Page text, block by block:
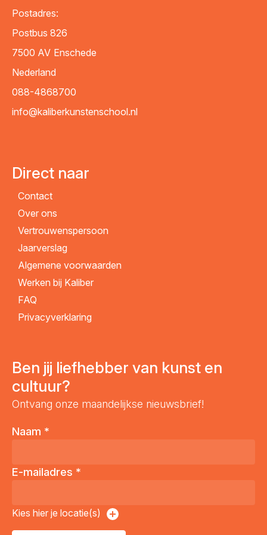
Postadres:
Postbus 826
7500 AV Enschede
Nederland
088-4868700
info@kaliberkunstenschool.nl
Direct naar
Contact
Over ons
Vertrouwenspersoon
Jaarverslag
Algemene voorwaarden
Werken bij Kaliber
FAQ
Privacyverklaring
Ben jij liefhebber van kunst en
cultuur?
Ontvang onze maandelijkse nieuwsbrief!
Naam *
E-mailadres *
Kies hier je locatie(s)